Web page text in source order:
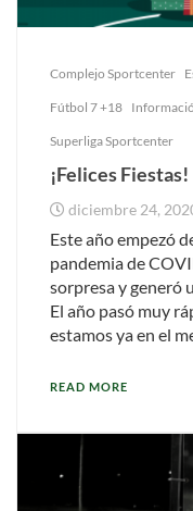
Complejo Sportcenter
Fútbol 7 +18
Superliga Sportcenter
¡Felices Fiestas!
diciembre 24,
Este año empezó
pandemia de
sorpresa y generó
El año pasó muy
estamos ya en el
READ MORE